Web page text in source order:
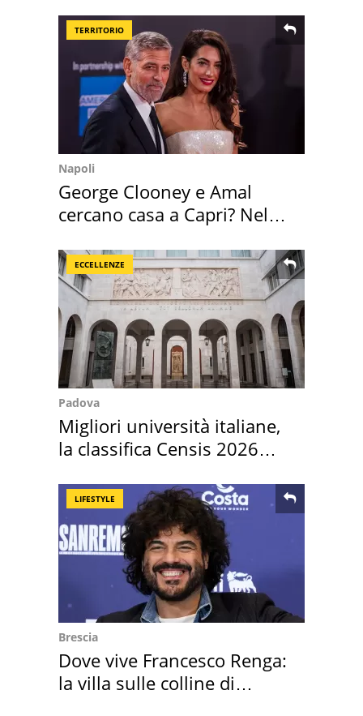
TERRITORIO
Napoli
George Clooney e Amal
cercano casa a Capri? Nel
ECCELLENZE
Padova
Migliori università italiane,
la classifica Censis 2026
LIFESTYLE
Brescia
Dove vive Francesco Renga:
la villa sulle colline di